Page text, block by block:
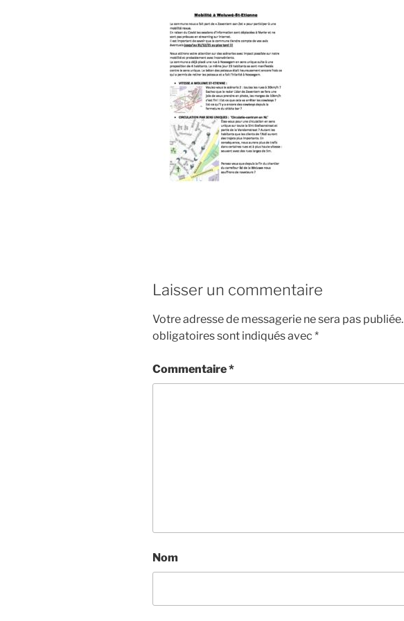
Laisser un commentaire
Votre adresse de messagerie ne sera pas publiée.
obligatoires sont indiqués avec *
Commentaire*
Nom